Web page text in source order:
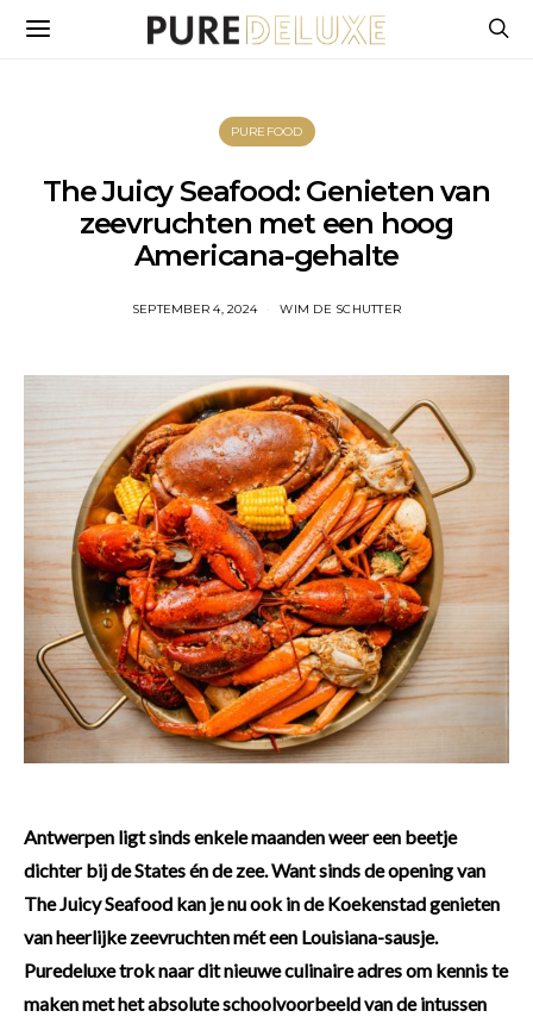
PUREFOOD
The Juicy Seafood: Genieten van
zeevruchten met een hoog
Americana-gehalte
SEPTEMBER 4, 2024 WIM DE SCHUTTER
Antwerpen ligt sinds enkele maanden weer een beetje
dichter bij de States én de zee. Want sinds de opening van
The Juicy Seafood kan je nu ook in de Koekenstad genieten
van heerlijke zeevruchten mét een Louisiana-sausje.
Puredeluxe trok naar dit nieuwe culinaire adres om kennis te
maken met het absolute schoolvoorbeeld van de intussen